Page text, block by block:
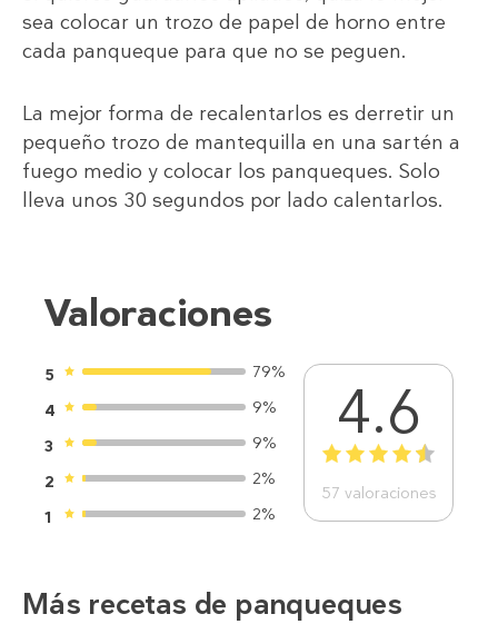
sea colocar un trozo de papel de horno entre
cada panqueque para que no se peguen.
La mejor forma de recalentarlos es derretir un
pequeño trozo de mantequilla en una sartén a
fuego medio y colocar los panqueques. Solo
lleva unos 30 segundos por lado calentarlos.
Valoraciones
5
79%
4
9%
3
9%
2
2%
1
2%
4.6
1 2 3 4 5
57 valoraciones
Más recetas de panqueques